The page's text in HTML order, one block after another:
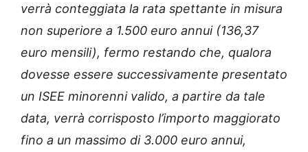
verrà conteggiata la rata spettante in misura
non superiore a 1.500 euro annui (136,37
euro mensili), fermo restando che, qualora
dovesse essere successivamente presentato
un ISEE minorenni valido, a partire da tale
data, verrà corrisposto l’importo maggiorato
fino a un massimo di 3.000 euro annui,